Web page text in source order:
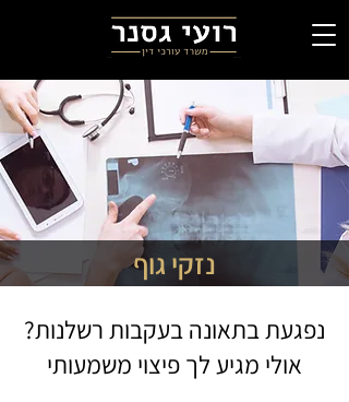
נזקי גוף
נפגעת בתאונה בעקבות רשלנות?
אולי מגיע לך פיצוי משמעותי